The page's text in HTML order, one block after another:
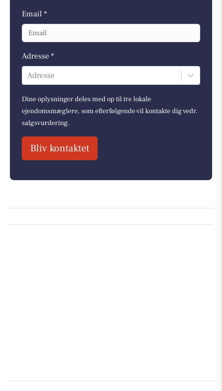
Email *
Adresse *
Adresse
Dine oplysninger deles med op til tre lokale
ejendomsmæglere, som efterfølgende vil kontakte dig vedr.
salgsvurdering.
Bliv kontaktet